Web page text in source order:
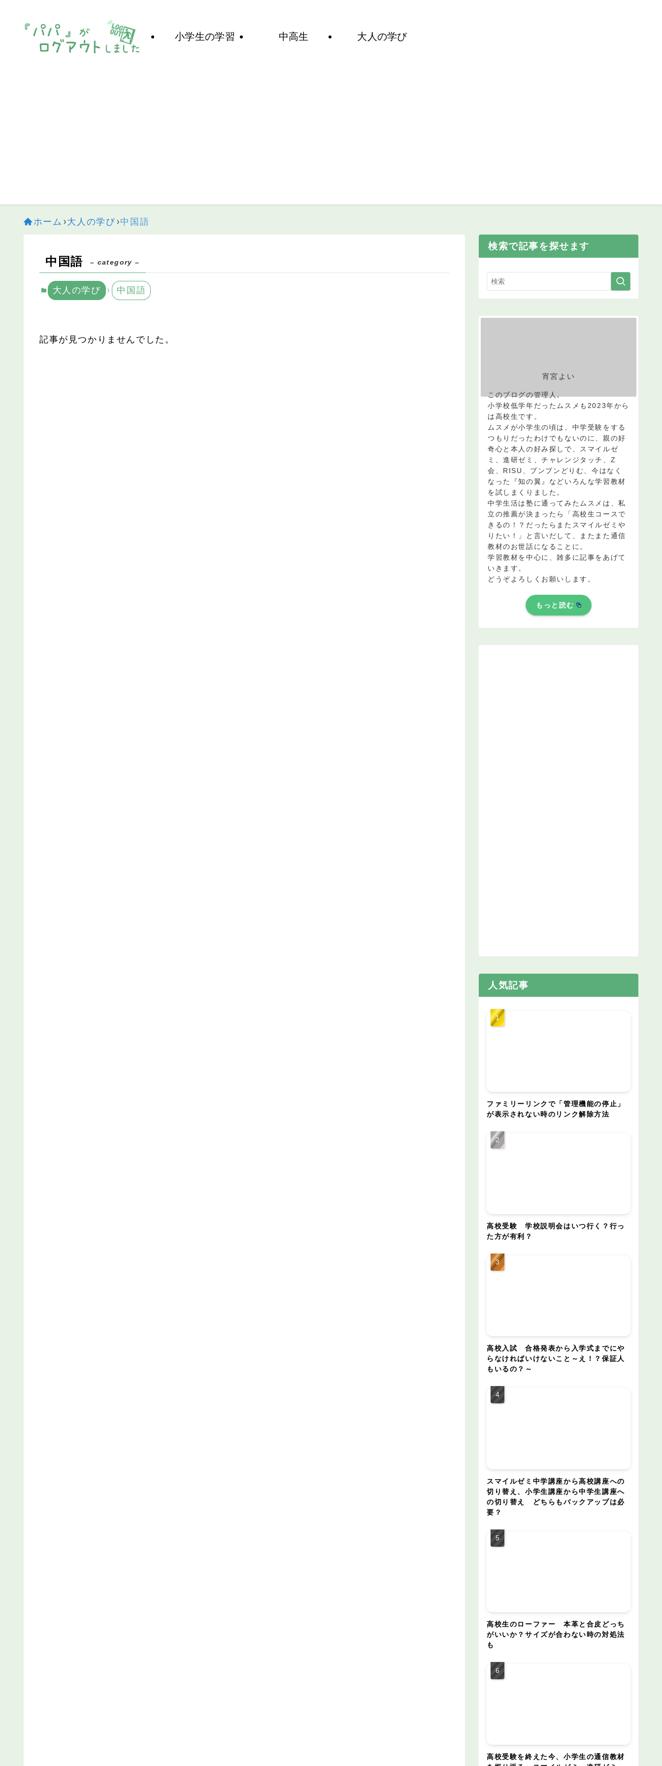
小学生の学習 中高生 大人の学び
ホーム 大人の学び 中国語
中国語 – category –
大人の学び 中国語
記事が見つかりませんでした。
検索で記事を探せます
宵宮よい
このブログの管理人。
小学校低学年だったムスメも2023年から
は高校生です。
ムスメが小学生の頃は、中学受験をする
つもりだったわけでもないのに、親の好
奇心と本人の好み探しで、スマイルゼ
ミ、進研ゼミ、チャレンジタッチ、Z
会、RISU、ブンブンどりむ、今はなく
なった『知の翼』などいろんな学習教材
を試しまくりました。
中学生活は塾に通ってみたムスメは、私
立の推薦が決まったら「高校生コースで
きるの！？だったらまたスマイルゼミや
りたい！」と言いだして、またまた通信
教材のお世話になることに。
学習教材を中心に、雑多に記事をあげて
いきます。
どうぞよろしくお願いします。
もっと読む
人気記事
ファミリーリンクで「管理機能の停止」
が表示されない時のリンク解除方法
高校受験 学校説明会はいつ行く？行っ
た方が有利？
高校入試 合格発表から入学式までにや
らなければいけないこと～え！？保証人
もいるの？～
スマイルゼミ中学講座から高校講座への
切り替え、小学生講座から中学生講座へ
の切り替え どちらもバックアップは必
要？
高校生のローファー 本革と合皮どっち
がいいか？サイズが合わない時の対処法
も
高校受験を終えた今、小学生の通信教材